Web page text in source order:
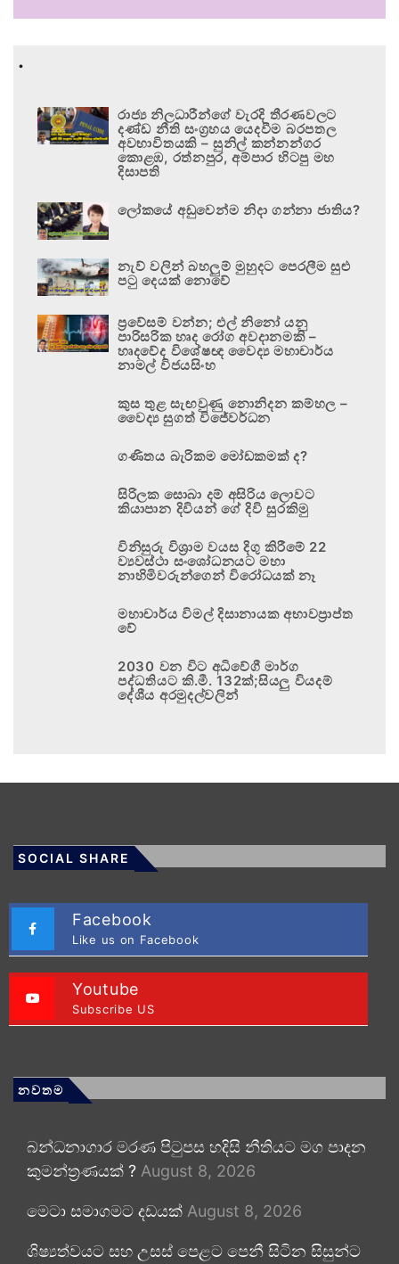
.
රාජ්‍ය නිලධාරීන්ගේ වැරදි තීරණවලට
දණ්ඩ නීති සංග්‍රහය යෙදවීම බරපතල
අවභාවිතයකි – සුනිල් කන්නන්ගර
කොළඹ, රත්නපුර, අම්පාර හිටපු මහ
දිසාපති
ලෝකයේ අඩුවෙන්ම නිදා ගන්නා ජාතිය?
නැව් වලින් බහලුම් මුහුදට පෙරලීම සුළු
පටු දෙයක් නොවේ
ප්‍රවේසම් වන්න; එල් නිනෝ යනු
පාරිසරික හෘද රෝග අවදානමකි –
හෘදවේද විශේෂඥ වෛද්‍ය මහාචාර්ය
නාමල් විජයසිංහ
කුස තුළ සැඟවුණු නොනිදන කම්හල –
වෛද්‍ය සුගත් විජේවර්ධන
ගණිතය බැරිකම මෝඩකමක් ද?
සිරිලක සොබා දම් අසිරිය ලොවට
කියාපාන දිවියන් ගේ දිවි සුරකිමු
විනිසුරු විශ්‍රාම වයස දිගු කිරීමේ 22
ව්‍යවස්ථා සංශෝධනයට මහා
නාහිමිවරුන්ගෙන් විරෝධයක් නෑ
මහාචාර්ය විමල් දිසානායක අභාවප්‍රාප්ත
වේ
2030 වන විට අධිවේගී මාර්ග
පද්ධතියට කි.මී. 132ක්;සියලු වියදම්
දේශීය අරමුදල්වලින්
SOCIAL SHARE
Facebook
Like us on Facebook
Youtube
Subscribe US
නවතම
බන්ධනාගාර මරණ පිටුපස හදිසි නීතියට මග පාදන
කුමන්ත්‍රණයක් ? August 8, 2026
මෙටා සමාගමට දඩයක් August 8, 2026
ශිෂ්‍යත්වයට සහ උසස් පෙළට පෙනී සිටින සිසුන්ට